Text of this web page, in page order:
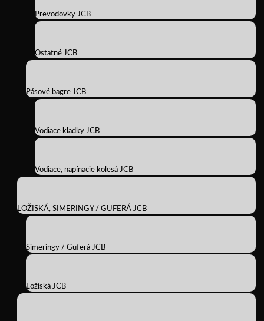
Prevodovky JCB
Ostatné JCB
Pásové bagre JCB
Vodiace kladky JCB
Vodiace, napínacie kolesá JCB
LOŽISKÁ, SIMERINGY / GUFERÁ JCB
Simeringy / Guferá JCB
Ložiská JCB